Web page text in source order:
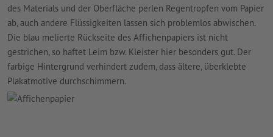
des Materials und der Oberfläche perlen Regentropfen vom Papier
ab, auch andere Flüssigkeiten lassen sich problemlos abwischen.
Die blau melierte Rückseite des Affichenpapiers ist nicht
gestrichen, so haftet Leim bzw. Kleister hier besonders gut. Der
farbige Hintergrund verhindert zudem, dass ältere, überklebte
Plakatmotive durchschimmern.